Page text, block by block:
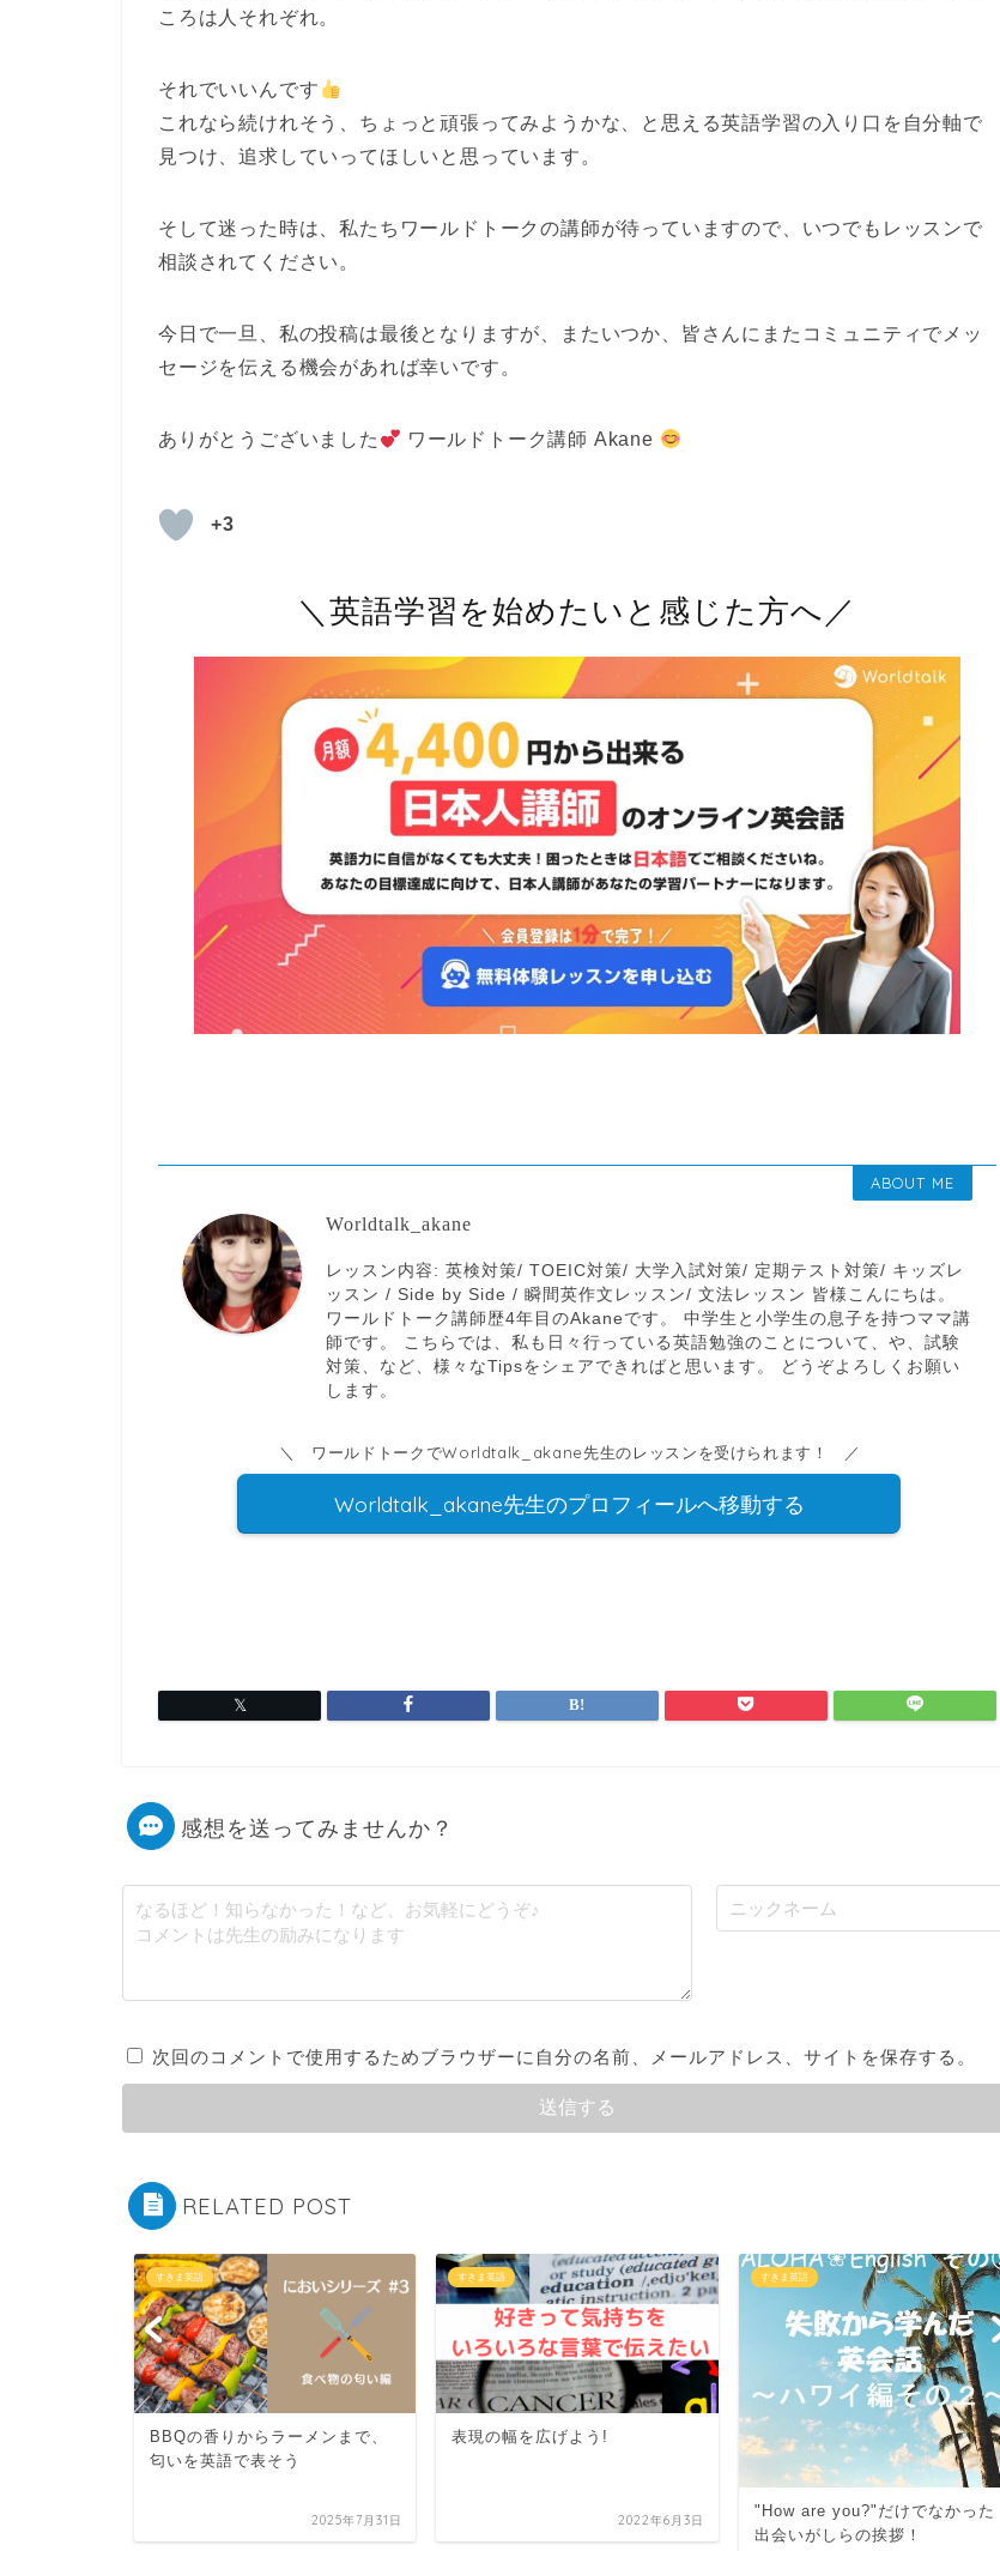
ころは人それぞれ。
それでいいんです
これなら続けれそう、ちょっと頑張ってみようかな、と思える英語学習の入り口を自分軸で
見つけ、追求していってほしいと思っています。
そして迷った時は、私たちワールドトークの講師が待っていますので、いつでもレッスンで
相談されてください。
今日で一旦、私の投稿は最後となりますが、またいつか、皆さんにまたコミュニティでメッ
セージを伝える機会があれば幸いです。
ありがとうございました ワールドトーク講師 Akane
+3
＼英語学習を始めたいと感じた方へ／
ABOUT ME
Worldtalk_akane
レッスン内容: 英検対策/ TOEIC対策/ 大学入試対策/ 定期テスト対策/ キッズレ
ッスン / Side by Side / 瞬間英作文レッスン/ 文法レッスン 皆様こんにちは。
ワールドトーク講師歴4年目のAkaneです。 中学生と小学生の息子を持つママ講
師です。 こちらでは、私も日々行っている英語勉強のことについて、や、試験
対策、など、様々なTipsをシェアできればと思います。 どうぞよろしくお願い
します。
＼ ワールドトークでWorldtalk_akane先生のレッスンを受けられます！ ／
Worldtalk_akane先生のプロフィールへ移動する
感想を送ってみませんか？
次回のコメントで使用するためブラウザーに自分の名前、メールアドレス、サイトを保存する。
RELATED POST
すきま英語
表現の幅を広げよう!
2022年6月3日
すきま英語 すきま英語
BBQの香りからラーメンまで、
匂いを英語で表そう
2025年7月31日